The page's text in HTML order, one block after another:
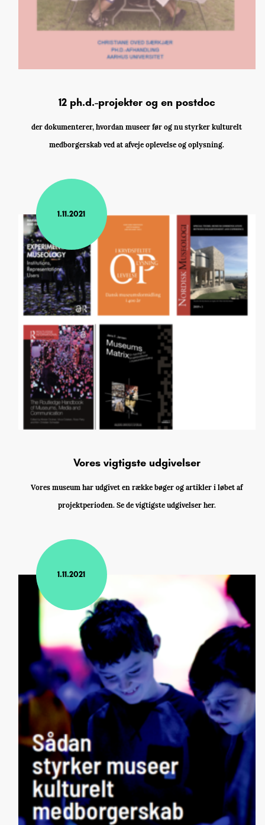
12 ph.d.-projekter og en postdoc
der dokumenterer, hvordan museer før og nu styrker kulturelt
medborgerskab ved at afveje oplevelse og oplysning.
1.11.2021
Vores vigtigste udgivelser
Vores museum har udgivet en række bøger og artikler i løbet af
projektperioden. Se de vigtigste udgivelser her.
1.11.2021